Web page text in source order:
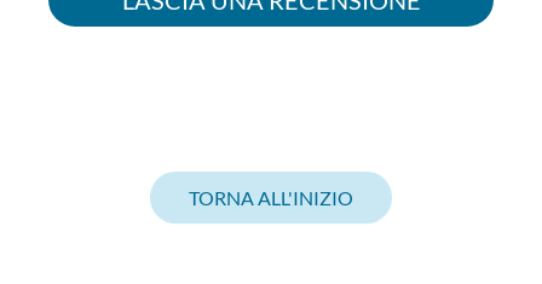
TORNA ALL'INIZIO